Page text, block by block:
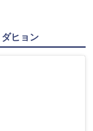
ヒョン